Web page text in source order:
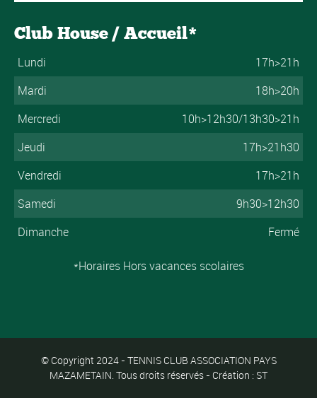
Club House / Accueil*
Lundi
17h>21h
Mardi
18h>20h
Mercredi
10h>12h30/13h30>21h
Jeudi
17h>21h30
Vendredi
17h>21h
Samedi
9h30>12h30
Dimanche
Fermé
*Horaires Hors vacances scolaires
© Copyright 2024 - TENNIS CLUB ASSOCIATION PAYS
MAZAMETAIN. Tous droits réservés - Création : ST